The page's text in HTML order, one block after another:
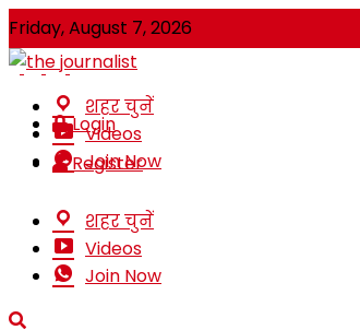
Friday, August 7, 2026
Login
Register
शहर चुनें
Videos
Join Now
शहर चुनें
Videos
Join Now